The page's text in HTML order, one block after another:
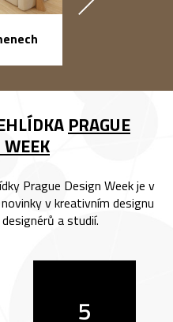
PRAGUE
Prague Design Week je v
v kreativním designu
a studií.
5